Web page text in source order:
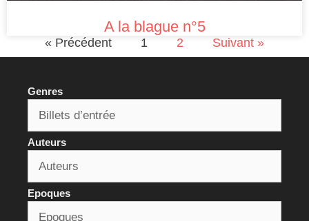
A la blague n°5
« Précédent 1 2 Suivant »
Genres
Auteurs
Epoques